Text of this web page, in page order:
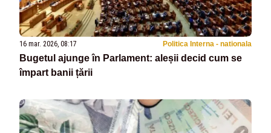
16 mar. 2026, 08:17 Politica Interna - nationala
Bugetul ajunge în Parlament: aleșii decid cum se
împart banii țării